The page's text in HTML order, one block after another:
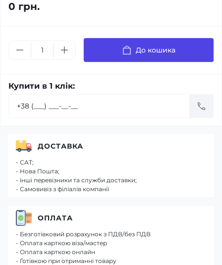
0 грн.
До кошика
Купити в 1 клік:
ДОСТАВКА
- САТ;
- Нова Пошта;
- інші перевізники та служби доставки;
- Самовивіз з філіалів компанії
ОПЛАТА
- Безготівковий розрахунок з ПДВ/без ПДВ
- Оплата карткою віза/мастер
- Оплата карткою онлайн
- Готівкою при отриманні товару